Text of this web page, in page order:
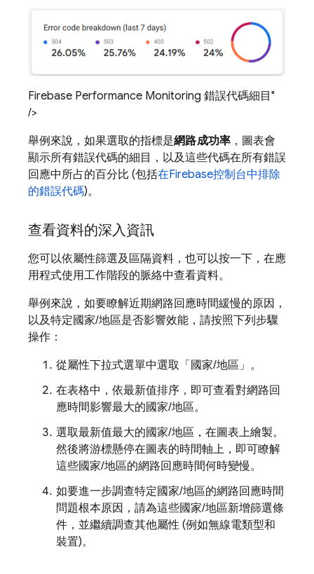
Firebase Performance Monitoring 錯誤代碼細目"
/>
舉例來說，如果選取的指標是網路成功率 ，圖表會
顯示所有錯誤代碼的細目，以及這些代碼在所有錯誤
回應中所占的百分比 (包括在Firebase控制台中排除
的錯誤代碼)。
查看資料的深入資訊
您可以依屬性篩選及區隔資料，也可以按一下，在應
用程式使用工作階段的脈絡中查看資料。
舉例來說，如要瞭解近期網路回應時間緩慢的原因，
以及特定國家/地區是否影響效能，請按照下列步驟
操作：
從屬性下拉式選單中選取「國家/地區」 。
在表格中，依最新值排序，即可查看對網路回
應時間影響最大的國家/地區。
選取最新值最大的國家/地區，在圖表上繪製。
然後將游標懸停在圖表的時間軸上，即可瞭解
這些國家/地區的網路回應時間何時變慢。
如要進一步調查特定國家/地區的網路回應時間
問題根本原因，請為這些國家/地區新增篩選條
件，並繼續調查其他屬性 (例如無線電類型和
裝置)。